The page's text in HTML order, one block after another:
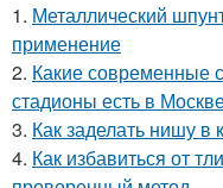
1. Металлический
применение
2. Какие современные
стадионы есть в
3. Как заделать нишу в
4. Как избавиться от